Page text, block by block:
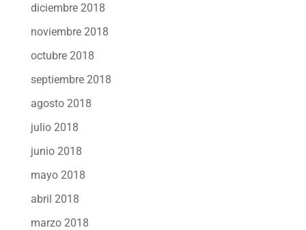
diciembre 2018
noviembre 2018
octubre 2018
septiembre 2018
agosto 2018
julio 2018
junio 2018
mayo 2018
abril 2018
marzo 2018